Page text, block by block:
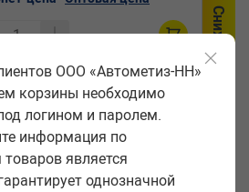
Снижение цены
М12*1,25*90*340
сб
Производитель:
Красная Этна
Поштучно
ООО «Автометиз-НН»
корзины необходимо
логином и паролем.
информация по
является
однозначной